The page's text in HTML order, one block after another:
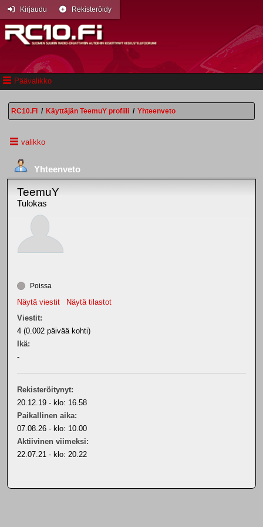
Päävalikko
Kirjaudu Rekisteröidy
RC10.FI / Käyttäjän TeemuY profiili / Yhteenveto
valikko
Yhteenveto
TeemuY
Tulokas
Poissa
Näytä viestit
Näytä tilastot
Viestit:
4 (0.002 päivää kohti)
Ikä:
-
Rekisteröitynyt:
20.12.19 - klo: 16.58
Paikallinen aika:
07.08.26 - klo: 10.00
Aktiivinen viimeksi:
22.07.21 - klo: 20.22